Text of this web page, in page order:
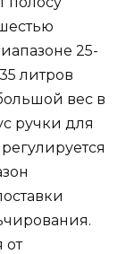
25-
литров
вес в
ручки для
от